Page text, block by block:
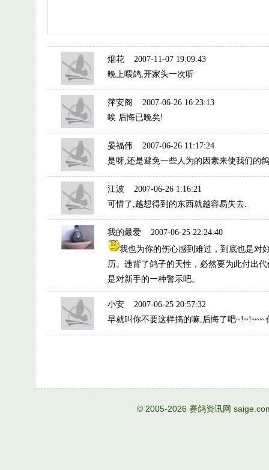
烟花 2007-11-07 19:09:43
晚上喂鸽,开家头一次听
萍安阁
2007-06-26 16:23:13
唉 后悔已晚矣!
晏福伟 2007-06-26 11:17:24
是呀,还是避免一些人为的因素来使我们的
江波 2007-06-26 1:16:21
可惜了,越想得到的东西就越容易失去.
我的最爱 2007-06-25 22:24:40
我也为你的伤心感到难过，到底也是对
历。违背了鸽子的天性，必然要为此付出
是对新手的一种警示吧。
小安 2007-06-25 20:57:32
早就叫你不要这样搞的嘛,后悔了吧~!~!~~~
© 2005-2026 赛鸽资讯网